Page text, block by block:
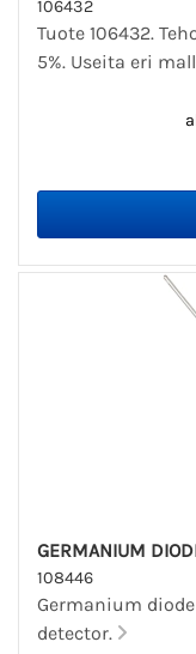
106432
Tuote 106432.
5%. Useita eri
GERMANIUM
108446
Germanium
detector.